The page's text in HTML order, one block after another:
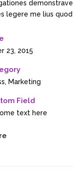
legere me lius quod
23, 2015
Marketing
Field
text here